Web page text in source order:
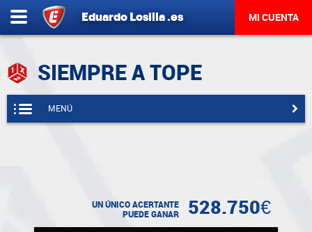
Eduardo Losilla.es MI CUENTA
SIEMPRE A TOPE
MENÚ
UN ÚNICO ACERTANTE
PUEDE GANAR
528.750€